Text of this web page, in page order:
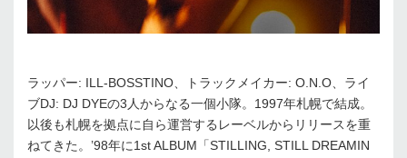
ラッパー: ILL-BOSSTINO、トラックメイカー: O.N.O、ライ
ブDJ: DJ DYEの3人からなる一個小隊。1997年札幌で結成。
以後も札幌を拠点に自ら運営するレーベルからリリースを重
ねてきた。’98年に1st ALBUM「STILLING, STILL DREAMIN